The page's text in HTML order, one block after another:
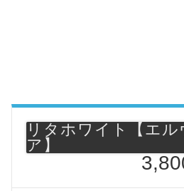
リタホワイト【エル
ア】